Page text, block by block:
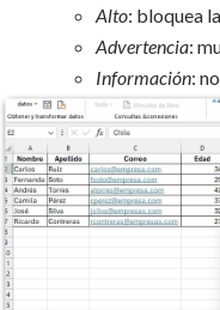
Alto: bloquea
Advertencia:
Información: